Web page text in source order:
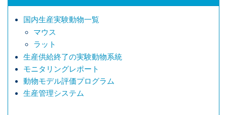
国内生産実験動物一覧
マウス
ラット
生産供給終了の実験動物系統
モニタリングレポート
動物モデル評価プログラム
生産管理システム